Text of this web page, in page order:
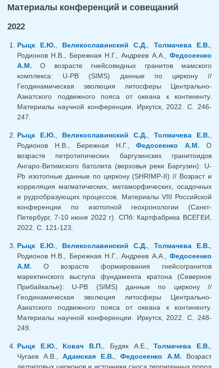
Материалы конференций и совещаний
2022
Рыцк Е.Ю. Великославинский С.Д. Толмачева Е.В.
Родионов Н.В., Бережная Н.Г., Андреев А.А., Федосеенко
А.М. О возрасте гнейсовидных гранитов мамского
комплекса: U-PB (SIMS) данные по циркону //
Геодинамическая эволюция литосферы Центрально-
Азиатского подвижного пояса от океана к континенту.
Материалы научной конференции. Иркутск, 2022. С. 246-
247.
Рыцк Е.Ю. Великославинский С.Д. Толмачева Е.В.
Родионов Н.В., Бережная Н.Г.,Федосеенко А.М. О
возрасте петротипических баргузинских гранитоидов
Ангаро-Витимского батолита (верховья реки Баргузин): U-
Pb изотопные данные по циркону (SHRIMP-II) // Возраст и
корреляция магматических, метаморфических, осадочных
и рудообразующих процессов. Материалы VIII Российской
конференции по изотопной геохронологии (Санкт-
Петербург, 7-10 июня 2022 г). СПб: Картфабрика ВСЕГЕИ,
2022. С. 121-123.
Рыцк Е.Ю. Великославинский С.Д. Толмачева Е.В.
Родионов Н.В., Бережная Н.Г., Андреев А.А., Федосеенко
А.М. О возрасте формирования гнейсогранитов
маректинского выступа фундамента кратона (Северное
Прибайкалье): U-PB (SIMS) данные по циркону //
Геодинамическая эволюция литосферы Центрально-
Азиатского подвижного пояса от океана к континенту.
Материалы научной конференции. Иркутск, 2022. С. 248-
249.
Рыцк Е.Ю. Ковач В.П. , Будяк А.Е.,Толмачева Е.В.
Чугаев А.В., Адамская Е.В. Федосеенко А.М. Возраст